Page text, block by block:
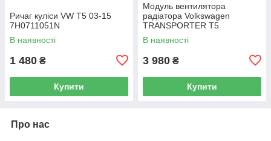
Ричаг куліси VW T5 03-15
7H0711051N
В наявності
1 480 ₴
Купити
Модуль вентилятора
радіатора Volkswagen
TRANSPORTER T5
Фургон 03-15 7H0919506D
В наявності
3 980 ₴
Купити
Про нас